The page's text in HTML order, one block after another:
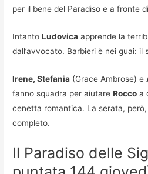
per il bene del Paradiso e a fronte
IntantoLudovica apprende la
dall’avvocato. Barbieri è nei guai: il
Irene, Stefania (Grace Ambrose) e
fanno squadra per aiutareRocco a
cenetta romantica. La serata,
completo.
Il Paradiso delle